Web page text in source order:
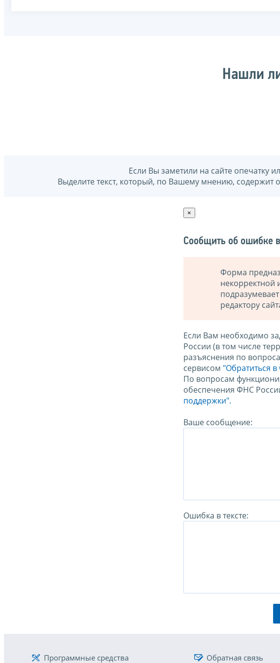
Нашли
Если Вы заметили на сайте опечатку
Выделите текст, который, по Вашему мнению,
×
Сообщить об ошибке в
Форма
редактору
Если Вам необходимо
России (в том числе
разъяснения по
сервисом "Обратиться
По вопросам
обеспечения ФНС
поддержки".
Ваше сообщение:
Ошибка в тексте:
Программные средства Обратная связь